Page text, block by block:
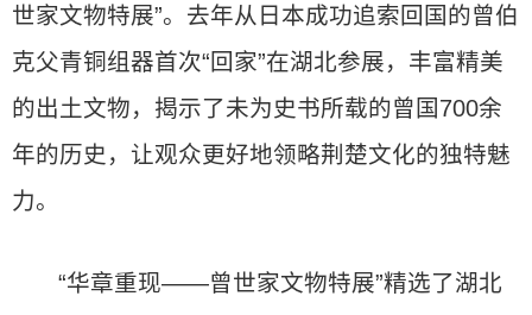
世家文物特展”。去年从日本成功追索回国的曾伯
克父青铜组器首次“回家”在湖北参展，丰富精美
的出土文物，揭示了未为史书所载的曾国700余
年的历史，让观众更好地领略荆楚文化的独特魅
力。
“华章重现——曾世家文物特展”精选了湖北